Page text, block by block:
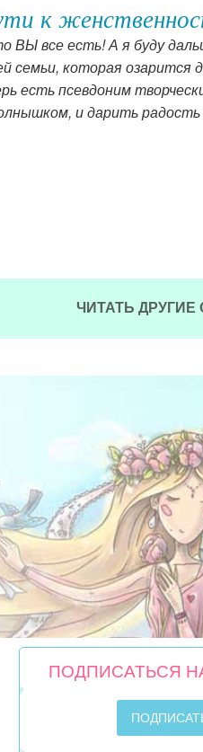
к
ВЫ все есть! А я буду
семьи, которая
есть псевдоним
и дарить радость
ЧИТАТЬ
ПОДПИСАТЬСЯ